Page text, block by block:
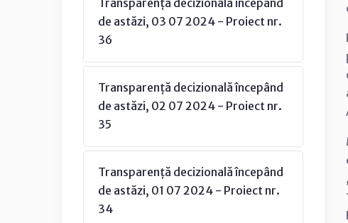
Transparență decizională începând
de astăzi, 03 07 2024 - Proiect nr.
36
Transparență decizională începând
de astăzi, 02 07 2024 - Proiect nr.
35
Transparență decizională începând
de astăzi, 01 07 2024 - Proiect nr.
34